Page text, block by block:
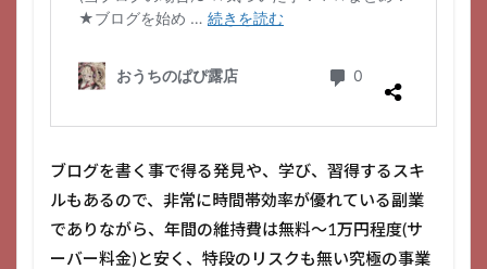
ブログを書く事で得る発見や、学び、習得するスキ
ルもあるので、非常に時間帯効率が優れている副業
でありながら、年間の維持費は無料～1万円程度(サ
ーバー料金)と安く、特段のリスクも無い究極の事業